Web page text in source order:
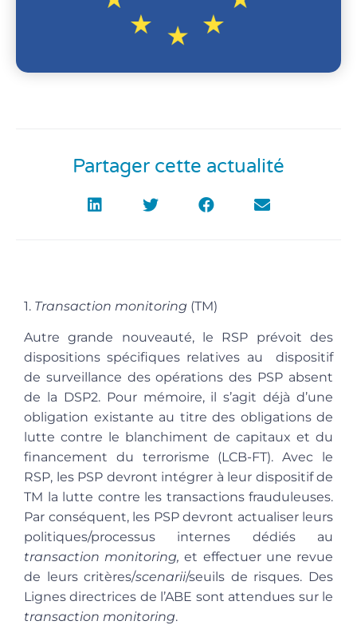
Partager cette actualité
1. Transaction monitoring (TM)
Autre grande nouveauté, le RSP prévoit des
dispositions spécifiques relatives au dispositif
de surveillance des opérations des PSP absent
de la DSP2. Pour mémoire, il s’agit déjà d’une
obligation existante au titre des obligations de
lutte contre le blanchiment de capitaux et du
financement du terrorisme (LCB-FT). Avec le
RSP, les PSP devront intégrer à leur dispositif de
TM la lutte contre les transactions frauduleuses.
Par conséquent, les PSP devront actualiser leurs
politiques/processus internes dédiés au
transaction monitoring, et effectuer une revue
de leurs critères/scenarii/seuils de risques. Des
Lignes directrices de l’ABE sont attendues sur le
transaction monitoring.